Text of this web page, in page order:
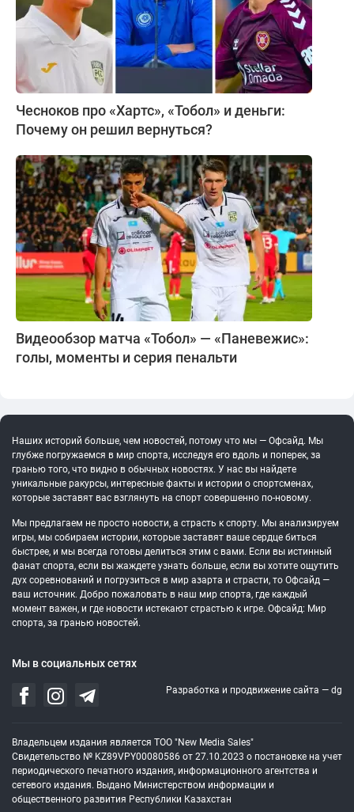
Чесноков про «Хартс», «Тобол» и деньги:
Почему он решил вернуться?
Видеообзор матча «Тобол» — «Паневежис»:
голы, моменты и серия пенальти
Наших историй больше, чем новостей, потому что мы — Офсайд. Мы
глубже погружаемся в мир спорта, исследуя его вдоль и поперек, за
гранью того, что видно в обычных новостях. У нас вы найдете
уникальные ракурсы, интересные факты и истории о спортсменах,
которые заставят вас взглянуть на спорт совершенно по-новому.
Мы предлагаем не просто новости, а страсть к спорту. Мы анализируем
игры, мы собираем истории, которые заставят ваше сердце биться
быстрее, и мы всегда готовы делиться этим с вами. Если вы истинный
фанат спорта, если вы жаждете узнать больше, если вы хотите ощутить
дух соревнований и погрузиться в мир азарта и страсти, то Офсайд —
ваш источник. Добро пожаловать в наш мир спорта, где каждый
момент важен, и где новости истекают страстью к игре. Офсайд: Мир
спорта, за гранью новостей.
Мы в социальных сетях
Разработка и продвижение сайта — dg
Владельцем издания является ТОО "New Media Sales"
Свидетельство № KZ89VPY00080586 от 27.10.2023 о постановке на учет
периодического печатного издания, информационного агентства и
сетевого издания. Выдано Министерством информации и
общественного развития Республики Казахстан